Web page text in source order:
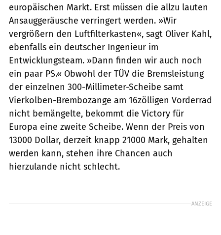
europäischen Markt. Erst müssen die allzu lauten
Ansauggeräusche verringert werden. »Wir
vergrößern den Luftfilterkasten«, sagt Oliver Kahl,
ebenfalls ein deutscher Ingenieur im
Entwicklungsteam. »Dann finden wir auch noch
ein paar PS.« Obwohl der TÜV die Bremsleistung
der einzelnen 300-Millimeter-Scheibe samt
Vierkolben-Brembozange am 16zölligen Vorderrad
nicht bemängelte, bekommt die Victory für
Europa eine zweite Scheibe. Wenn der Preis von
13000 Dollar, derzeit knapp 21000 Mark, gehalten
werden kann, stehen ihre Chancen auch
hierzulande nicht schlecht.
ANZEIGE